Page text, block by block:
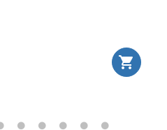
shopping_cart